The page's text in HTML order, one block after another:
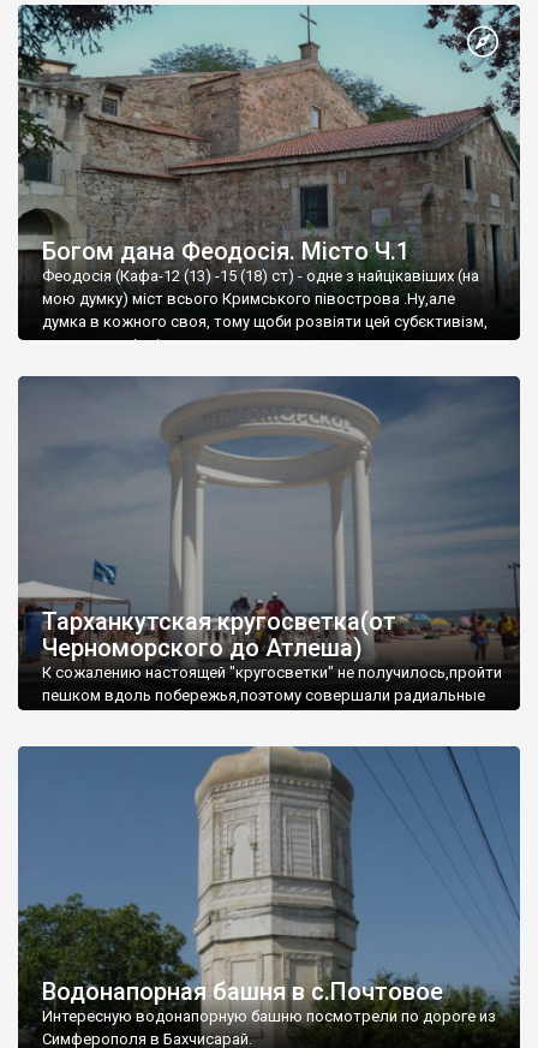
Богом дана Феодосія. Місто Ч.1
Феодосія (Кафа-12 (13) -15 (18) ст) - одне з найцікавіших (на
мою думку) міст всього Кримського півострова .Ну,але
думка в кожного своя, тому щоби розвіяти цей субєктивізм,
запрошую відвідати це
Тарханкутская кругосветка(от
Черноморского до Атлеша)
К сожалению настоящей "кругосветки" не получилось,пройти
пешком вдоль побережья,поэтому совершали радиальные
Водонапорная башня в с.Почтовое
Интересную водонапорную башню посмотрели по дороге из
Симферополя в Бахчисарай.